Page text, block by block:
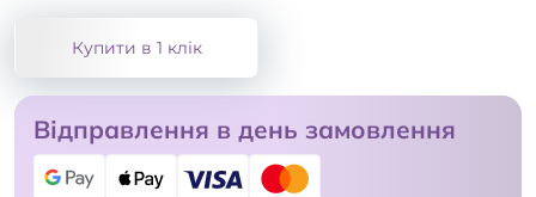
Купити в 1 клік
Відправлення в день замовлення